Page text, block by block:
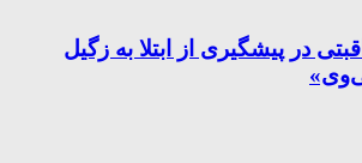
در پیشگیری از ابتلا به زگیل